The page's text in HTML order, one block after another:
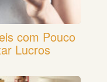
com Pouco
Lucros